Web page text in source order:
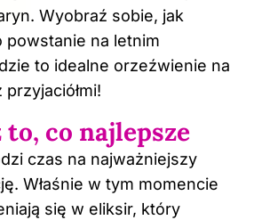
Wyobraź sobie, jak
na letnim
to idealne orzeźwienie na
to, co najlepsze
czas na najważniejszy
Właśnie w tym momencie
się w eliksir, który